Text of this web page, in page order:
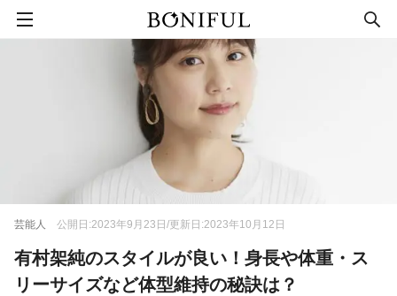
芸能人 公開日:2023年9月23日/更新日:2023年10月12日
有村架純のスタイルが良い！身長や体重・ス
リーサイズなど体型維持の秘訣は？